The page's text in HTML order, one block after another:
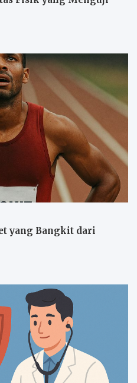
yang Bangkit dari